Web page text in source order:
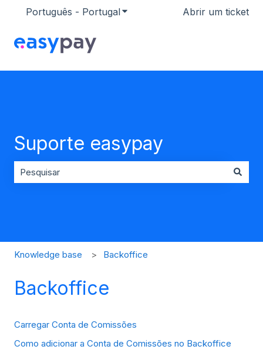
Português - PortugalMostrar submenu para
Abrir um ticket
Suporte easypay
Knowledge base Backoffice
Backoffice
Carregar Conta de Comissões
Como adicionar a Conta de Comissões no Backoffice